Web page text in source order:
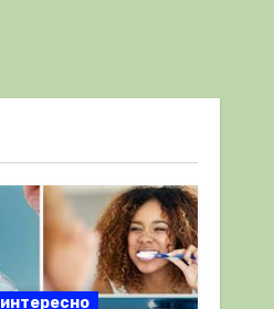
интересно